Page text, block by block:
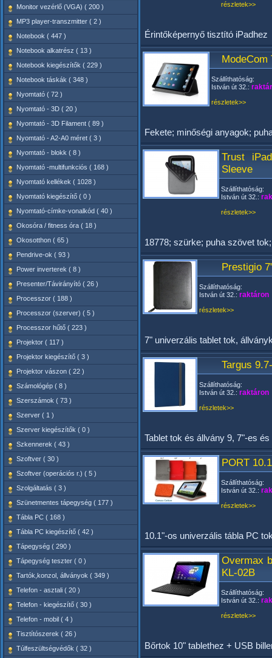
Monitor vezérlő (VGA) ( 200 )
MP3 player-transzmitter ( 2 )
Notebook ( 447 )
Notebook alkatrész ( 13 )
Notebook kiegészítők ( 229 )
Notebook táskák ( 348 )
Nyomtató ( 72 )
Nyomtató - 3D ( 20 )
Nyomtató - 3D Filament ( 89 )
Nyomtató - A2-A0 méret ( 3 )
Nyomtató - blokk ( 8 )
Nyomtató -multifunkciós ( 168 )
Nyomtató kellékek ( 1028 )
Nyomtató kiegészítő ( 0 )
Nyomtató-címke-vonalkód ( 40 )
Okosóra / fitness óra ( 18 )
Okosotthon ( 65 )
Pendrive-ok ( 93 )
Power inverterek ( 8 )
Presenter/Távirányító ( 26 )
Processzor ( 188 )
Processzor (szerver) ( 5 )
Processzor hűtő ( 223 )
Projektor ( 117 )
Projektor kiegészítő ( 3 )
Projektor vászon ( 22 )
Számológép ( 8 )
Szerszámok ( 73 )
Szerver ( 1 )
Szerver kiegészítők ( 0 )
Szkennerek ( 43 )
Szoftver ( 30 )
Szoftver (operációs r.) ( 5 )
Szolgáltatás ( 3 )
Szünetmentes tápegység ( 177 )
Tábla PC ( 168 )
Tábla PC kiegészítő ( 42 )
Tápegység ( 290 )
Tápegység teszter ( 0 )
Tartók,konzol, állványok ( 349 )
Telefon - asztali ( 20 )
Telefon - kiegészítő ( 30 )
Telefon - mobil ( 4 )
Tisztítószerek ( 26 )
Túlfeszültségvédők ( 32 )
részletek>>
Érintőképernyő tisztító iPadhez
ModeCom
Szállíthatóság:
István út 32.:
részletek>>
Fekete; minőségi anyagok;
Trust
Sleeve
Szállíthatóság:
István út 32.:
részletek>>
18778; szürke; puha szövet
Prestigio
Szállíthatóság:
István út 32.: raktáron
részletek>>
7" univerzális tablet tok,
Targus
Szállíthatóság:
István út 32.: raktáron
részletek>>
Tablet tok és állvány 9, 7"-es
PORT
Szállíthatóság:
István út 32.:
részletek>>
10.1"-os univerzális tábla PC
Overmax
KL-02B
Szállíthatóság:
István út 32.:
részletek>>
Bőrtok 10" tablethez + USB